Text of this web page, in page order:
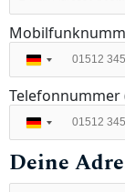
Deutschland
+49
Telefonnummer
Deutschland
+49
Deine